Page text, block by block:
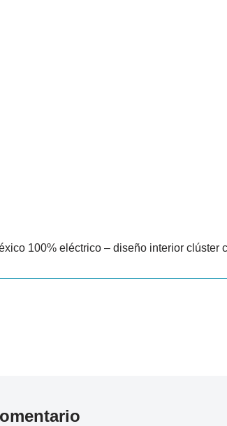
100% eléctrico – diseño interior clúster